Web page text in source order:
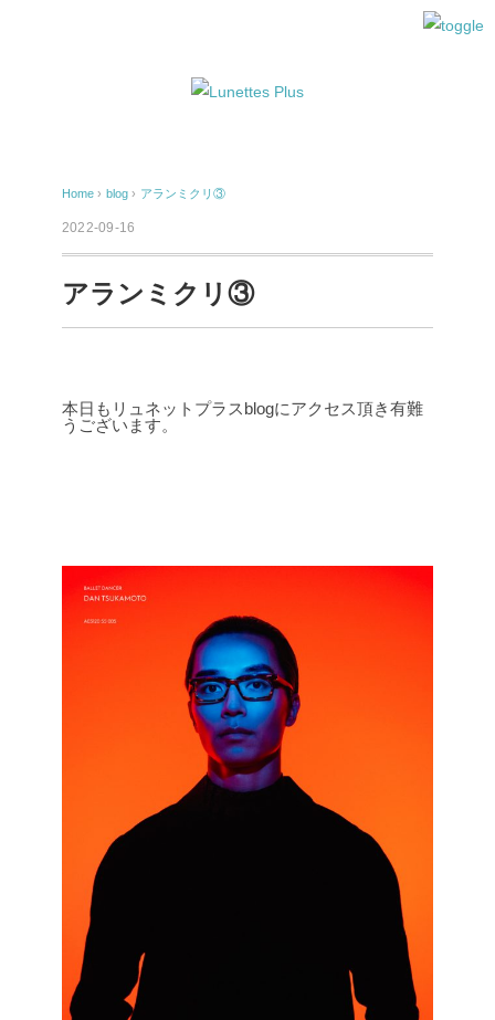
Home › blog › アランミクリ③
2022-09-16
アランミクリ③
本日もリュネットプラスblogにアクセス頂き有難
うございます。